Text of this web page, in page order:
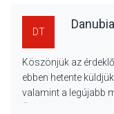
DT
Köszönjük az
ebben hetente
valamint a legújabb